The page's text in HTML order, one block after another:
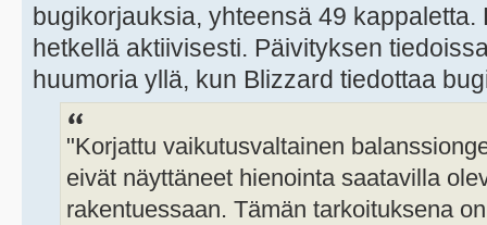
bugikorjauksia, yhteensä 49 kappaletta.
hetkellä aktiivisesti. Päivityksen
huumoria yllä, kun Blizzard tiedottaa
"Korjattu vaikutusvaltainen
eivät näyttäneet hienointa saatavilla
rakentuessaan. Tämän tarkoituksena